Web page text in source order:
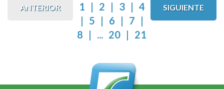
ANTERIOR 1 | 2 | 3 | 4
| 5 | 6 | 7 |
8 | ... 20 | 21
SIGUIENTE